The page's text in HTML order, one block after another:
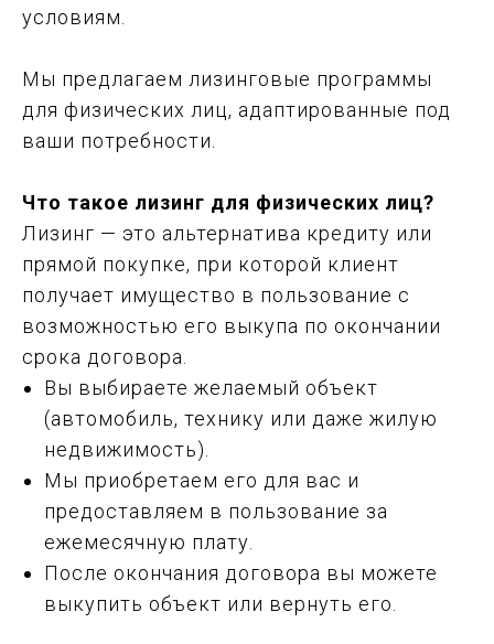
условиям.
Мы предлагаем лизинговые программы
для физических лиц, адаптированные под
ваши потребности.
Что такое лизинг для физических лиц?
Лизинг — это альтернатива кредиту или
прямой покупке, при которой клиент
получает имущество в пользование с
возможностью его выкупа по окончании
срока договора.
Вы выбираете желаемый объект
(автомобиль, технику или даже жилую
недвижимость).
Мы приобретаем его для вас и
предоставляем в пользование за
ежемесячную плату.
После окончания договора вы можете
выкупить объект или вернуть его.